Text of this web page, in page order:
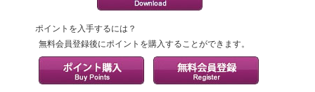
ポイントを入手するには？
無料会員登録後にポイントを購入することができます。